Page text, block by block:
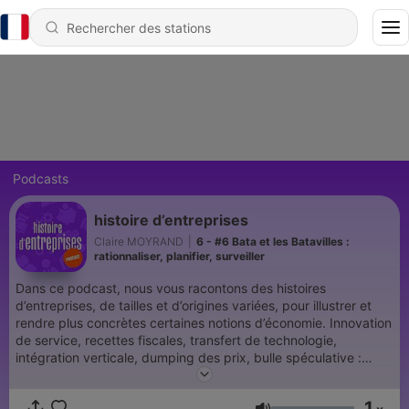
Podcasts
histoire d’entreprises
Claire MOYRAND
6 - #6 Bata et les Batavilles :
rationnaliser, planifier, surveiller
Dans ce podcast, nous vous racontons des histoires
d’entreprises, de tailles et d’origines variées, pour illustrer et
rendre plus concrètes certaines notions d’économie. Innovation
de service, recettes fiscales, transfert de technologie,
intégration verticale, dumping des prix, bulle spéculative :
voilà, en vrac, ce que nous aborderons à travers les aventures